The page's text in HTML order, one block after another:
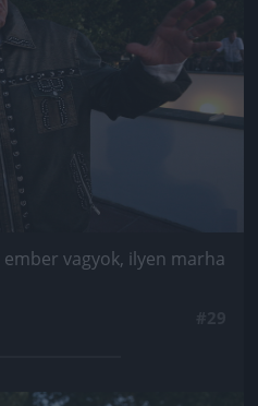
vagyok, ilyen marha